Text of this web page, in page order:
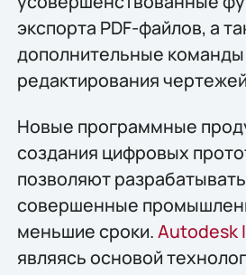
экспорта PDF-файлов, а
дополнительные
редактирования
Новые программные
создания цифровых
позволяют
совершенные
меньшие сроки.Autodesk
являясь основой